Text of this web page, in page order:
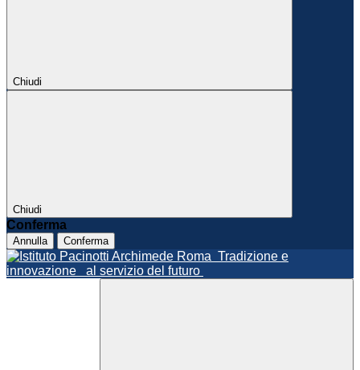
Chiudi
Chiudi
Conferma
Annulla Conferma
Roma Tradizione e
innovazione
al servizio del futuro